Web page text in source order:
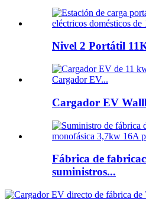
Nivel 2 Portátil
Cargador EV
Fábrica de
suministros...